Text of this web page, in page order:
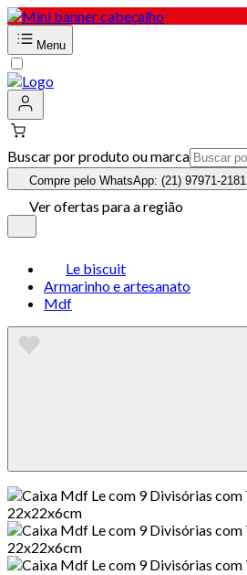
Menu
Buscar por produto ou marca
Compre pelo WhatsApp: (21) 97971-2181
Ver ofertas para a região
Le biscuit
Armarinho e artesanato
Mdf